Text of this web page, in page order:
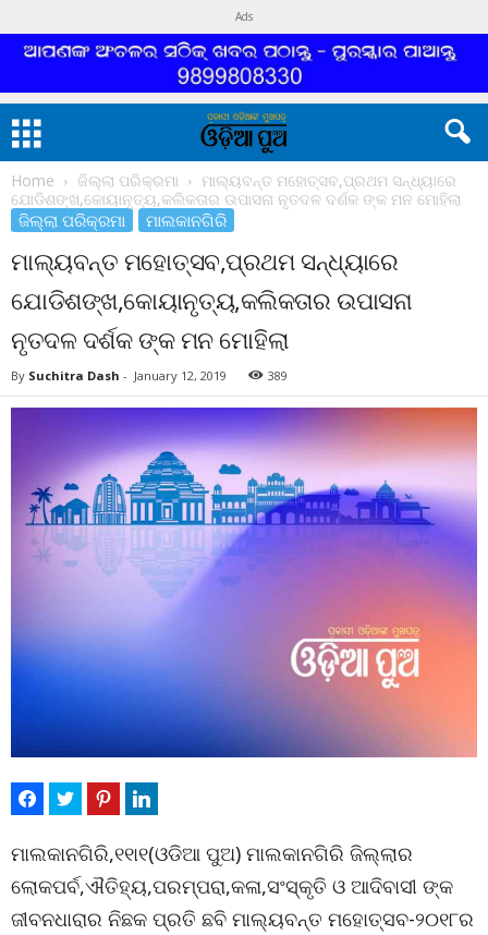
Ads
Home ଜିଲ୍ଲା ପରିକ୍ରମା
ମାଲ୍ୟବନ୍ତ ମହୋତ୍ସବ,ପ୍ରଥମ ସନ୍ଧ୍ୟାରେ
ଯୋଡିଶଙ୍ଖ,କୋୟାନୃତ୍ୟ,କଲିକତାର ଉପାସନା ନୃତଦଳ ଦର୍ଶକ ଙ୍କ ମନ ମୋହିଲା
ଜିଲ୍ଲା ପରିକ୍ରମା ମାଲକାନଗିରି
ମାଲ୍ୟବନ୍ତ ମହୋତ୍ସବ,ପ୍ରଥମ ସନ୍ଧ୍ୟାରେ
ଯୋଡିଶଙ୍ଖ,କୋୟାନୃତ୍ୟ,କଲିକତାର ଉପାସନା
ନୃତଦଳ ଦର୍ଶକ ଙ୍କ ମନ ମୋହିଲା
By Suchitra Dash - January 12, 2019 389
ମାଲକାନଗିରି,୧୧ା୧(ଓଡିଆ ପୁଅ) ମାଲକାନଗିରି ଜିଲ୍ଲାର
ଲୋକପର୍ବ,ଐତିହ୍ୟ,ପରମ୍ପରା,କଳା,ସଂସ୍କୃତି ଓ ଆଦିବାସୀ ଙ୍କ
ଜୀବନଧାରାର ନିଛକ ପ୍ରତି ଛବି ମାଲ୍ୟବନ୍ତ ମହୋତ୍ସବ-୨୦୧୮ର